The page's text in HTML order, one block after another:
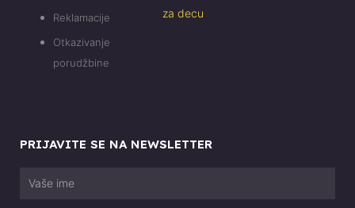
Reklamacije
Otkazivanje
porudžbine
za decu
PRIJAVITE SE NA NEWSLETTER